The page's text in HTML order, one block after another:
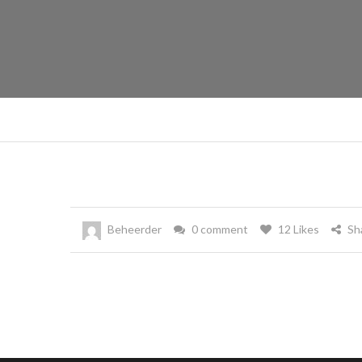
Beheerder 0 comment 12 Likes